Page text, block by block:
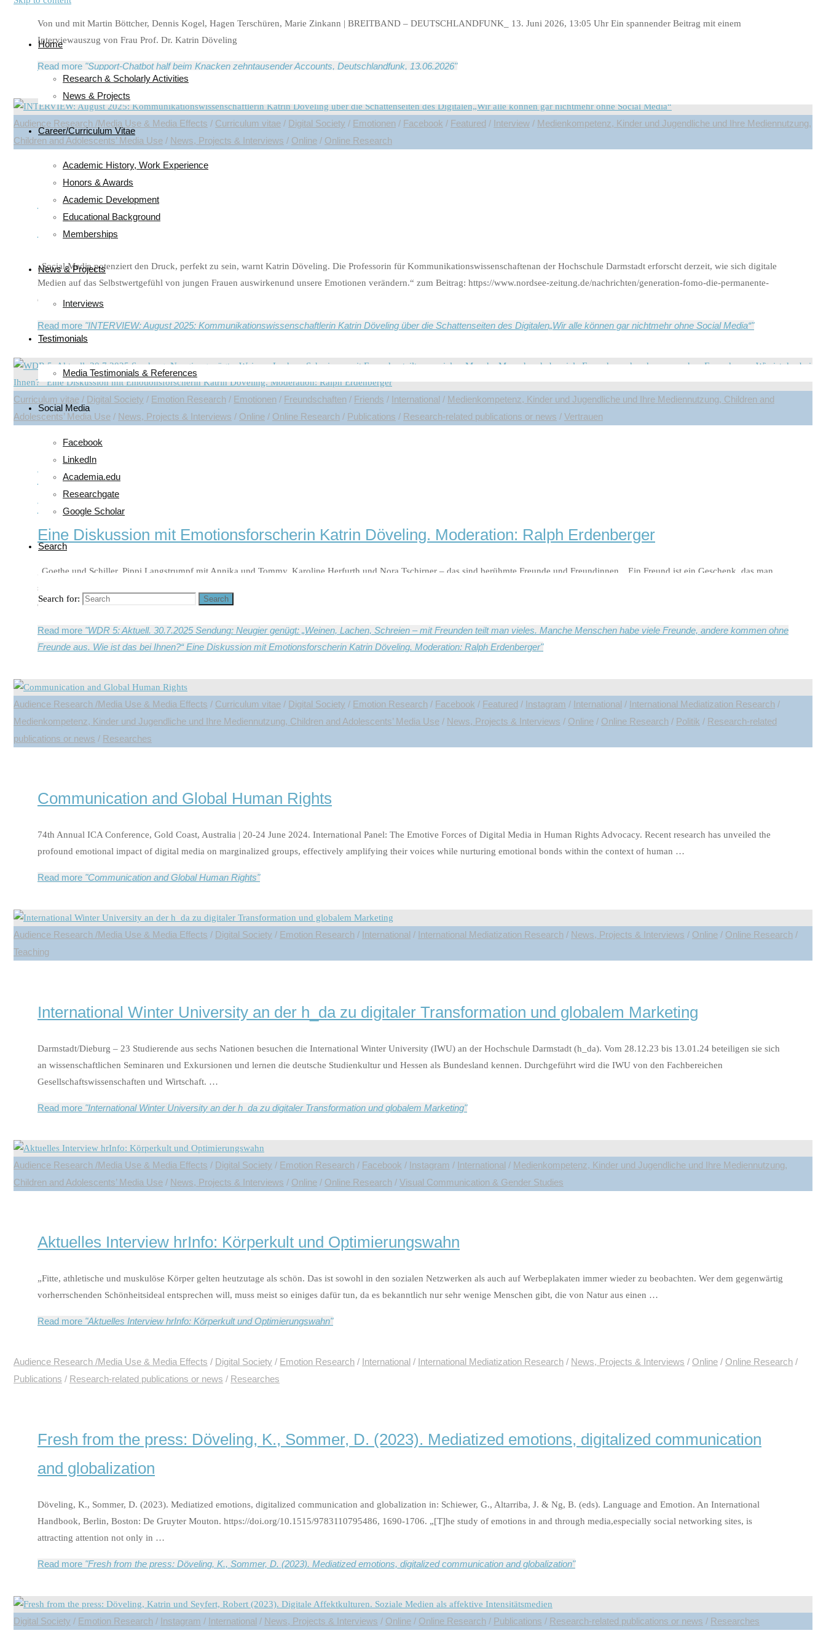
Home
Research & Scholarly Activities
News & Projects
Career/Curriculum Vitae
Academic History, Work Experience
Honors & Awards
Academic Development
Educational Background
Memberships
News & Projects
Interviews
Testimonials
Media Testimonials & References
Social Media
Facebook
LinkedIn
Academia.edu
Researchgate
Google Scholar
Search
Search for: Search
Von und mit Martin Böttcher, Dennis Kogel, Hagen Terschüren, Marie Zinkann | BREITBAND – DEUTSCHLANDFUNK_ 13. Juni 2026, 13:05 Uhr Ein spannender Beitrag mit einem
Interviewauszug von Frau Prof. Dr. Katrin Döveling
Read more "Support-Chatbot half beim Knacken zehntausender Accounts, Deutschlandfunk, 13.06.2026"
Audience Research /Media Use & Media Effects / Curriculum vitae / Digital Society / Emotionen / Facebook / Featured / Interview / Medienkompetenz, Kinder und Jugendliche und Ihre Mediennutzung,
Children and Adolescents’ Media Use / News, Projects & Interviews / Online / Online Research
INTERVIEW: August 2025: Kommunikationswissenschaftlerin Katrin Döveling über die Schattenseiten des
Digitalen„Wir alle können gar nichtmehr ohne Social Media“
„Social Media potenziert den Druck, perfekt zu sein, warnt Katrin Döveling. Die Professorin für Kommunikationswissenschaftenan der Hochschule Darmstadt erforscht derzeit, wie sich digitale
Medien auf das Selbstwertgefühl von jungen Frauen auswirkenund unsere Emotionen verändern.“ zum Beitrag: https://www.nordsee-zeitung.de/nachrichten/generation-fomo-die-permanente-
erreichbarkeit-und-ihre-folgen-311935.html NORDSEE-ZEITUNG GmbH
Read more "INTERVIEW: August 2025: Kommunikationswissenschaftlerin Katrin Döveling über die Schattenseiten des Digitalen„Wir alle können gar nichtmehr ohne Social Media“"
Curriculum vitae / Digital Society / Emotion Research / Emotionen / Freundschaften / Friends / International / Medienkompetenz, Kinder und Jugendliche und Ihre Mediennutzung, Children and
Adolescents’ Media Use / News, Projects & Interviews / Online / Online Research / Publications / Research-related publications or news / Vertrauen
WDR 5: Aktuell. 30.7.2025 Sendung: Neugier genügt: „Weinen, Lachen, Schreien – mit Freunden teilt man
vieles. Manche Menschen habe viele Freunde, andere kommen ohne Freunde aus. Wie ist das bei Ihnen?“
Eine Diskussion mit Emotionsforscherin Katrin Döveling. Moderation: Ralph Erdenberger
„Goethe und Schiller, Pippi Langstrumpf mit Annika und Tommy, Karoline Herfurth und Nora Tschirner – das sind berühmte Freunde und Freundinnen. „Ein Freund ist ein Geschenk, das man
sich selber macht“, schrieb Robert Louis Stevenson. „Herzensfreundschaften“, „Alltagsfreundschaften“ und „Freunde in sozialen Netzwerken“ – so unterscheidet der Psychologe Wolfang Krüger
drei …
Read more "WDR 5: Aktuell. 30.7.2025 Sendung: Neugier genügt: „Weinen, Lachen, Schreien – mit Freunden teilt man vieles. Manche Menschen habe viele Freunde, andere kommen ohne
Freunde aus. Wie ist das bei Ihnen?“ Eine Diskussion mit Emotionsforscherin Katrin Döveling. Moderation: Ralph Erdenberger"
Audience Research /Media Use & Media Effects / Curriculum vitae / Digital Society / Emotion Research / Facebook / Featured / Instagram / International / International Mediatization Research /
Medienkompetenz, Kinder und Jugendliche und Ihre Mediennutzung, Children and Adolescents’ Media Use / News, Projects & Interviews / Online / Online Research / Politik / Research-related
publications or news / Researches
Communication and Global Human Rights
74th Annual ICA Conference, Gold Coast, Australia | 20-24 June 2024. International Panel: The Emotive Forces of Digital Media in Human Rights Advocacy. Recent research has unveiled the
profound emotional impact of digital media on marginalized groups, effectively amplifying their voices while nurturing emotional bonds within the context of human …
Read more "Communication and Global Human Rights"
Audience Research /Media Use & Media Effects / Digital Society / Emotion Research / International / International Mediatization Research / News, Projects & Interviews / Online / Online Research /
Teaching
International Winter University an der h_da zu digitaler Transformation und globalem Marketing
Darmstadt/Dieburg – 23 Studierende aus sechs Nationen besuchen die International Winter University (IWU) an der Hochschule Darmstadt (h_da). Vom 28.12.23 bis 13.01.24 beteiligen sie sich
an wissenschaftlichen Seminaren und Exkursionen und lernen die deutsche Studienkultur und Hessen als Bundesland kennen. Durchgeführt wird die IWU von den Fachbereichen
Gesellschaftswissenschaften und Wirtschaft. …
Read more "International Winter University an der h_da zu digitaler Transformation und globalem Marketing"
Audience Research /Media Use & Media Effects / Digital Society / Emotion Research / Facebook / Instagram / International / Medienkompetenz, Kinder und Jugendliche und Ihre Mediennutzung,
Children and Adolescents’ Media Use / News, Projects & Interviews / Online / Online Research / Visual Communication & Gender Studies
Aktuelles Interview hrInfo: Körperkult und Optimierungswahn
„Fitte, athletische und muskulöse Körper gelten heutzutage als schön. Das ist sowohl in den sozialen Netzwerken als auch auf Werbeplakaten immer wieder zu beobachten. Wer dem gegenwärtig
vorherrschenden Schönheitsideal entsprechen will, muss meist so einiges dafür tun, da es bekanntlich nur sehr wenige Menschen gibt, die von Natur aus einen …
Read more "Aktuelles Interview hrInfo: Körperkult und Optimierungswahn"
Audience Research /Media Use & Media Effects / Digital Society / Emotion Research / International / International Mediatization Research / News, Projects & Interviews / Online / Online Research /
Publications / Research-related publications or news / Researches
Fresh from the press: Döveling, K., Sommer, D. (2023). Mediatized emotions, digitalized communication
and globalization
Döveling, K., Sommer, D. (2023). Mediatized emotions, digitalized communication and globalization in: Schiewer, G., Altarriba, J. & Ng, B. (eds). Language and Emotion. An International
Handbook, Berlin, Boston: De Gruyter Mouton. https://doi.org/10.1515/9783110795486, 1690-1706. „[T]he study of emotions in and through media,especially social networking sites, is
attracting attention not only in …
Read more "Fresh from the press: Döveling, K., Sommer, D. (2023). Mediatized emotions, digitalized communication and globalization"
Digital Society / Emotion Research / Instagram / International / News, Projects & Interviews / Online / Online Research / Publications / Research-related publications or news / Researches